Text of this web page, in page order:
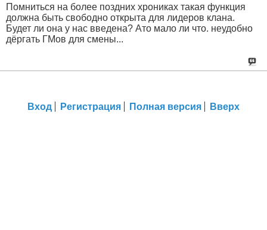
Помниться на более поздних хрониках такая функция
должна быть свободно открыта для лидеров клана.
Будет ли она у нас введена? Ато мало ли что. неудобно
дёргать ГМов для смены...
Вход Регистрация Полная версия Вверх